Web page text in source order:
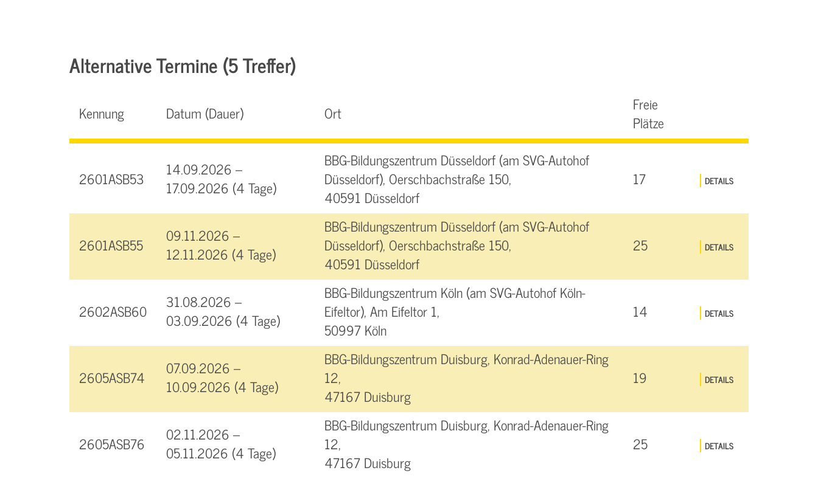
Alternative Termine (5 Treffer)
Kennung Datum (Dauer) Ort
Freie
Plätze
2601ASB53
14.09.2026 –
17.09.2026 (4 Tage)
BBG-Bildungszentrum Düsseldorf (am SVG-Autohof
Düsseldorf), Oerschbachstraße 150,
40591 Düsseldorf
17 DETAILS
2601ASB55
09.11.2026 –
12.11.2026 (4 Tage)
BBG-Bildungszentrum Düsseldorf (am SVG-Autohof
Düsseldorf), Oerschbachstraße 150,
40591 Düsseldorf
25 DETAILS
2602ASB60
31.08.2026 –
03.09.2026 (4 Tage)
BBG-Bildungszentrum Köln (am SVG-Autohof Köln-
Eifeltor), Am Eifeltor 1,
50997 Köln
14 DETAILS
2605ASB74
07.09.2026 –
10.09.2026 (4 Tage)
BBG-Bildungszentrum Duisburg, Konrad-Adenauer-Ring
12,
47167 Duisburg
19 DETAILS
2605ASB76
02.11.2026 –
05.11.2026 (4 Tage)
BBG-Bildungszentrum Duisburg, Konrad-Adenauer-Ring
12,
47167 Duisburg
25 DETAILS